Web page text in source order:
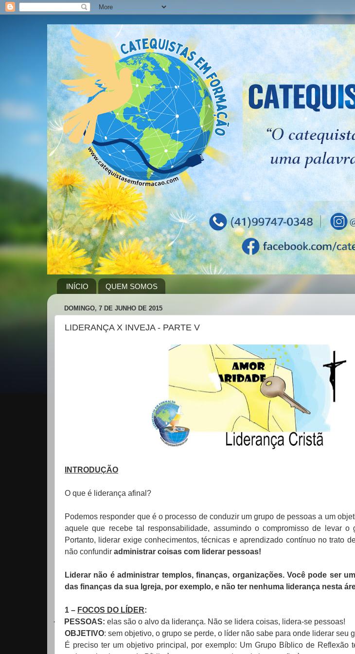
INÍCIO QUEM SOMOS
DOMINGO, 7 DE JUNHO DE 2015
LIDERANÇA X INVEJA - PARTE V
INTRODUÇÃO
O que é liderança afinal?
Podemos responder que é o processo de conduzir um grupo de pessoas a um
aquele que recebe tal responsabilidade, assumindo o compromisso de levar o
Portanto, liderar exige conhecimentos, técnicas e aprendizado contínuo no trato
não confundir administrar coisas com liderar pessoas!
Liderar não é administrar templos, finanças, organizações. Você pode ser
das finanças da sua Igreja, por exemplo, e não ter nenhuma liderança nesta
1 – FOCOS DO LÍDER:
·
PESSOAS: elas são o alvo da liderança. Não se lidera coisas, lidera-se pessoas!
OBJETIVO: sem objetivo, o grupo se perde, o líder não sabe para onde liderar seu
É preciso ter um objetivo principal, por exemplo: Um Grupo Bíblico de Reflexão